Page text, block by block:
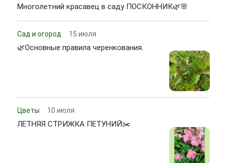
Многолетний красавец в саду ПОСКОННИК🌿🌸
Сад и огород 15 июля
🌿Основные правила черенкования.
Цветы 10 июля
ЛЕТНЯЯ СТРИЖКА ПЕТУНИЙ✂️